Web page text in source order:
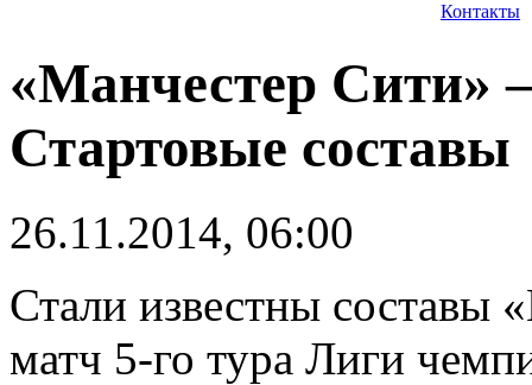
Контакты
«Манчестер Сити»
Стартовые составы
26.11.2014, 06:00
Стали известны составы
матч 5-го тура Лиги